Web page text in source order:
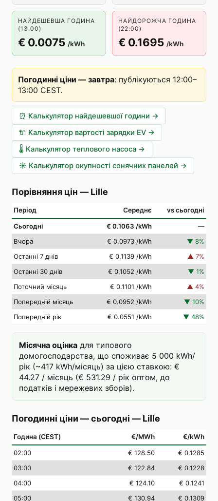
НАЙДЕШЕВША ГОДИНА
(13:00)
€ 0.0075 /kWh
НАЙДОРОЖЧА ГОДИНА
(22:00)
€ 0.1695 /kWh
Погодинні ціни — завтра: публікуються 12:00–
13:00 CEST.
⏰ Калькулятор найдешевшої години →
🔌 Калькулятор вартості зарядки EV →
🌡️ Калькулятор теплового насоса →
☀️ Калькулятор окупності сонячних панелей →
Порівняння цін — Lille
Період Середнє vs сьогодні
Сьогодні € 0.1063 /kWh
—
Вчора
€ 0.0973 /kWh ▼ 8%
Останні 7 днів
€ 0.1139 /kWh ▲ 7%
Останні 30 днів
€ 0.1052 /kWh ▼ 1%
Поточний місяць
€ 0.1101 /kWh ▲ 4%
Попередній місяць
€ 0.0952 /kWh ▼ 10%
Попередній рік
€ 0.0551 /kWh ▼ 48%
Місячна оцінка для типового
домогосподарства, що споживає 5 000 kWh/
рік (~417 kWh/місяць) за цією ставкою: €
44.27 / місяць (€ 531.29 / рік оптом, до
податків і мережевих зборів).
Погодинні ціни — сьогодні — Lille
Година (CEST) €/MWh €/kWh
02:00 € 128.50
€ 0.1285
03:00 € 122.84
€ 0.1228
04:00 € 124.10
€ 0.1241
05:00 € 130.94
€ 0.1309